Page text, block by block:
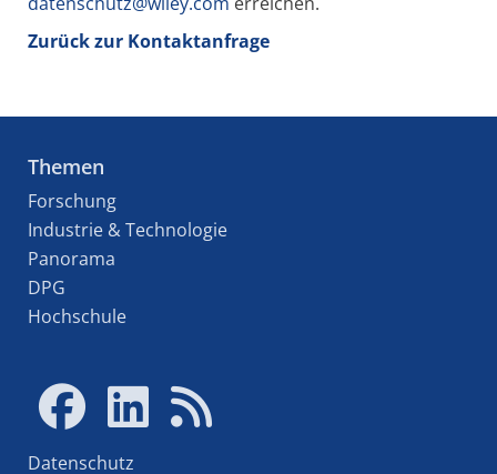
Zurück zur Kontaktanfrage
Themen
Forschung
Industrie & Technologie
Panorama
DPG
Hochschule
Datenschutz